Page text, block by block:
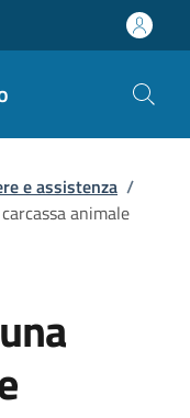
e assistenza /
animale